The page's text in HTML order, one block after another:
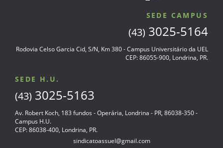
SEDE CAMPUS
(43) 3025-5164
Rodovia Celso Garcia Cid, S/N, Km 380 - Campus Universitário da UEL
CEP: 86055-900, Londrina, PR.
SEDE H.U.
(43) 3025-5163
Av. Robert Koch, 183 fundos - Operária, Londrina - PR, 86038-350 -
Campus H.U.
CEP: 86038-400, Londrina, PR.
sindicatoassuel@gmail.com